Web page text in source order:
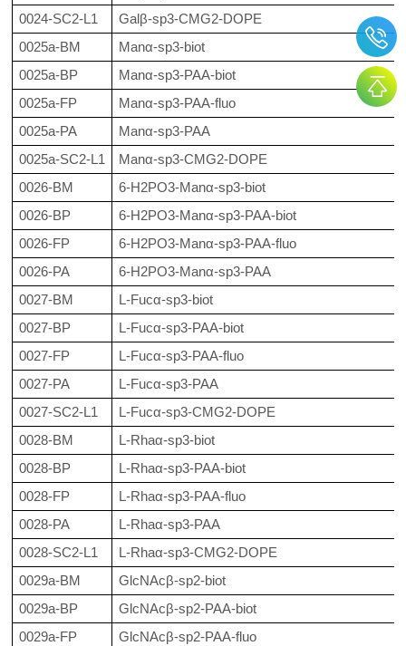
0024-SC2-L1
Galβ-sp3-CMG2-DOPE
0025a-BM
Manα-sp3-biot
0025a-BP
Manα-sp3-PAA-biot
0025a-FP
Manα-sp3-PAA-fluo
0025a-PA
Manα-sp3-PAA
0025a-SC2-L1
Manα-sp3-CMG2-DOPE
0026-BM
6-H2PO3-Manα-sp3-biot
0026-BP
6-H2PO3-Manα-sp3-PAA-biot
0026-FP
6-H2PO3-Manα-sp3-PAA-fluo
0026-PA
6-H2PO3-Manα-sp3-PAA
0027-BM
L-Fucα-sp3-biot
0027-BP
L-Fucα-sp3-PAA-biot
0027-FP
L-Fucα-sp3-PAA-fluo
0027-PA
L-Fucα-sp3-PAA
0027-SC2-L1
L-Fucα-sp3-CMG2-DOPE
0028-BM
L-Rhaα-sp3-biot
0028-BP
L-Rhaα-sp3-PAA-biot
0028-FP
L-Rhaα-sp3-PAA-fluo
0028-PA
L-Rhaα-sp3-PAA
0028-SC2-L1
L-Rhaα-sp3-CMG2-DOPE
0029a-BM
GlcNAcβ-sp2-biot
0029a-BP
GlcNAcβ-sp2-PAA-biot
0029a-FP
GlcNAcβ-sp2-PAA-fluo